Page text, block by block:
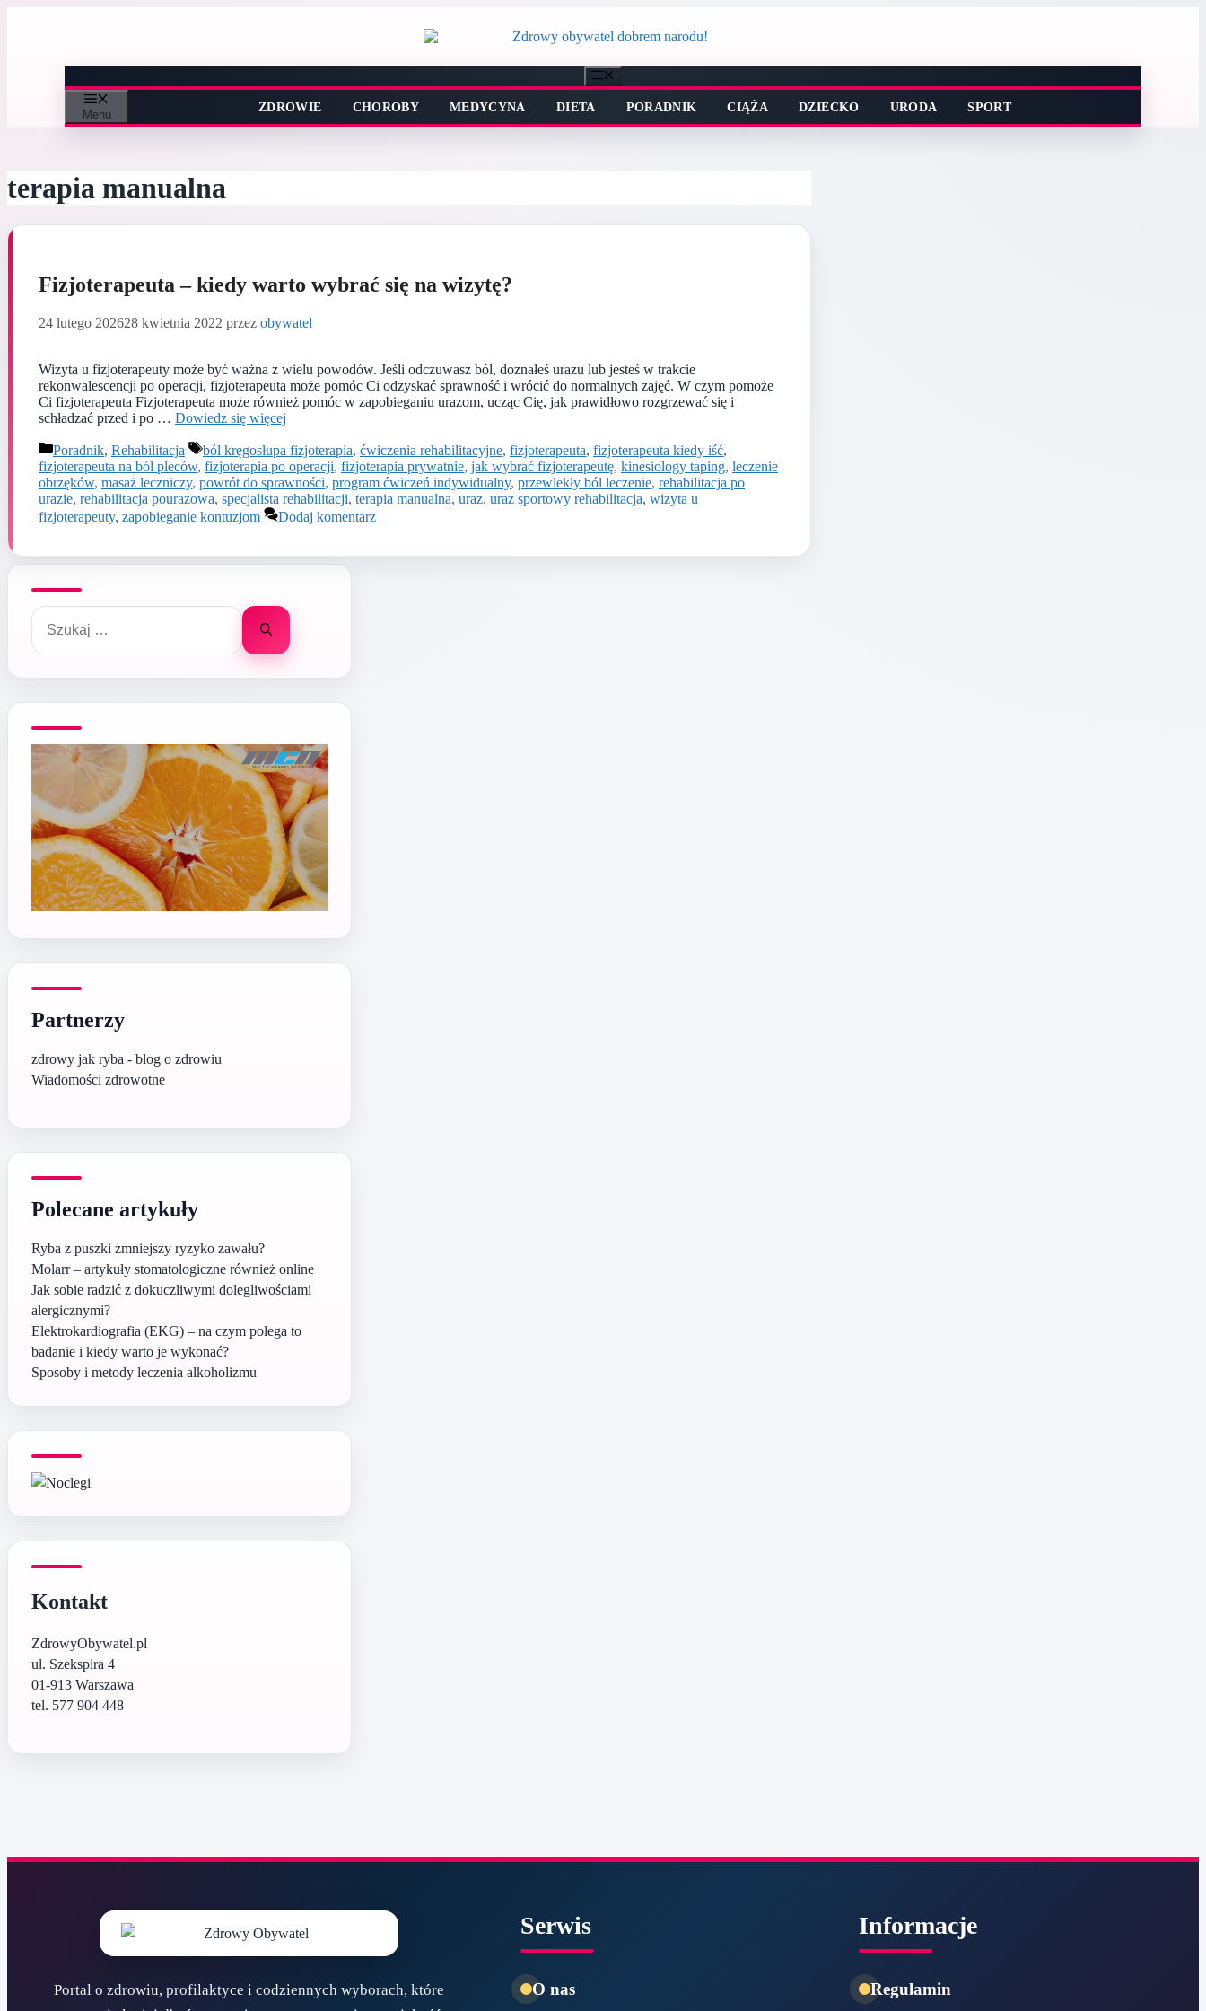
Menu
ZDROWIE CHOROBY MEDYCYNA DIETA PORADNIK CIĄŻA DZIECKO URODA SPORT
terapia manualna
Fizjoterapeuta – kiedy warto wybrać się na wizytę?
24 lutego 202628 kwietnia 2022 przez obywatel
Wizyta u fizjoterapeuty może być ważna z wielu powodów. Jeśli odczuwasz ból, doznałeś urazu lub jesteś w trakcie
rekonwalescencji po operacji, fizjoterapeuta może pomóc Ci odzyskać sprawność i wrócić do normalnych zajęć. W czym pomoże
Ci fizjoterapeuta Fizjoterapeuta może również pomóc w zapobieganiu urazom, ucząc Cię, jak prawidłowo rozgrzewać się i
schładzać przed i po … Dowiedz się więcej
Kategorie
Poradnik, Rehabilitacja Tagi
ból kręgosłupa fizjoterapia, ćwiczenia rehabilitacyjne, fizjoterapeuta, fizjoterapeuta kiedy iść,
fizjoterapeuta na ból pleców, fizjoterapia po operacji, fizjoterapia prywatnie, jak wybrać fizjoterapeutę, kinesiology taping, leczenie
obrzęków, masaż leczniczy, powrót do sprawności, program ćwiczeń indywidualny, przewlekły ból leczenie, rehabilitacja po
urazie, rehabilitacja pourazowa, specjalista rehabilitacji, terapia manualna, uraz, uraz sportowy rehabilitacja, wizyta u
fizjoterapeuty, zapobieganie kontuzjom Dodaj komentarz
Szukaj:
Partnerzy
zdrowy jak ryba - blog o zdrowiu
Wiadomości zdrowotne
Polecane artykuły
Ryba z puszki zmniejszy ryzyko zawału?
Molarr – artykuły stomatologiczne również online
Jak sobie radzić z dokuczliwymi dolegliwościami
alergicznymi?
Elektrokardiografia (EKG) – na czym polega to
badanie i kiedy warto je wykonać?
Sposoby i metody leczenia alkoholizmu
Kontakt
ZdrowyObywatel.pl
ul. Szekspira 4
01-913 Warszawa
tel. 577 904 448
Portal o zdrowiu, profilaktyce i codziennych wyborach, które
Serwis
O nas
Informacje
Regulamin